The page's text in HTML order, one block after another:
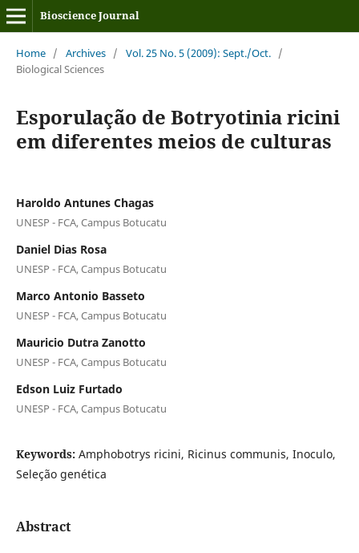
Bioscience Journal
Home / Archives / Vol. 25 No. 5 (2009): Sept./Oct. /
Biological Sciences
Esporulação de Botryotinia ricini
em diferentes meios de culturas
Haroldo Antunes Chagas
UNESP - FCA, Campus Botucatu
Daniel Dias Rosa
UNESP - FCA, Campus Botucatu
Marco Antonio Basseto
UNESP - FCA, Campus Botucatu
Mauricio Dutra Zanotto
UNESP - FCA, Campus Botucatu
Edson Luiz Furtado
UNESP - FCA, Campus Botucatu
Keywords: Amphobotrys ricini, Ricinus communis, Inoculo,
Seleção genética
Abstract